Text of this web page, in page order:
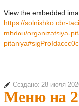
View the embedded
https://solnishko.obr-
mbdou/organizatsiya-
Создано: 28 июля
Меню на